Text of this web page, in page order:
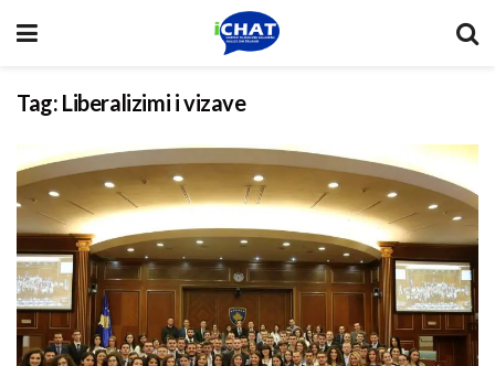
Tag: Liberalizimi i vizave